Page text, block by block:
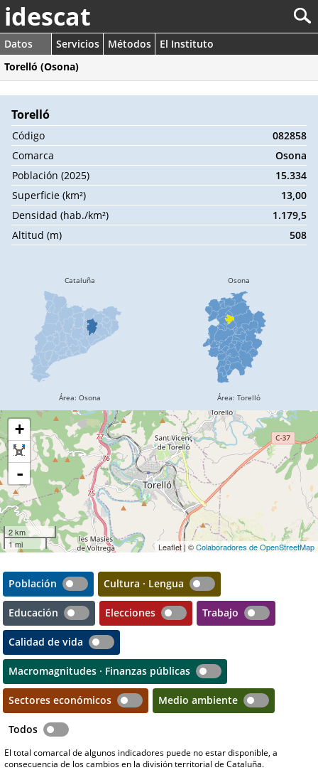
idescat
Datos Servicios Métodos
El Instituto
Torelló (Osona)
Torelló
Código
082858
Comarca
Osona
Población (2025)
15.334
Superficie (km²)
13,00
Densidad (hab./km²)
1.179,5
Altitud (m)
508
+
-
2 km
1 mi
Leaflet | ©Colaboradores de OpenStreetMap
Población Cultura · Lengua
Educación Elecciones Trabajo
Calidad de vida
Macromagnitudes · Finanzas públicas
Sectores económicos Medio ambiente
Todos
El total comarcal de algunos indicadores puede no estar disponible, a
consecuencia de los cambios en la división territorial de Cataluña.